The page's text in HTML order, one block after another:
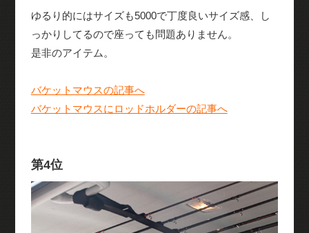
ゆるり的にはサイズも5000で丁度良いサイズ感、し
っかりしてるので座っても問題ありません。
是非のアイテム。
バケットマウスの記事へ
バケットマウスにロッドホルダーの記事へ
第4位